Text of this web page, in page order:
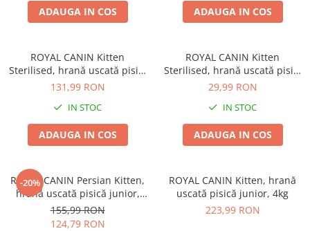
ADAUGA IN COS ADAUGA IN COS
ROYAL CANIN Kitten
Sterilised, hrană uscată pisici
sterilizate junior, 2kg
131,99 RON
IN STOC
ADAUGA IN COS
ROYAL CANIN Kitten
Sterilised, hrană uscată pisici
sterilizate junior, 400g
29,99 RON
IN STOC
ADAUGA IN COS
-20%
ROYAL CANIN Persian Kitten,
hrană uscată pisică junior,
2kg
155,99 RON
124,79 RON
ROYAL CANIN Kitten, hrană
uscată pisică junior, 4kg
223,99 RON